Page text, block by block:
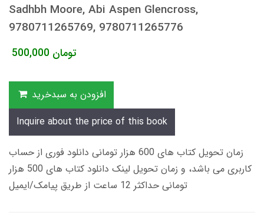
Sadhbh Moore, Abi Aspen Glencross,
9780711265769, 9780711265776
500,000 تومان
افزودن به سبدخرید
Inquire about the price of this book
زمان تحویل کتاب های 600 هزار تومانی دانلود فوری از حساب
کاربری می باشد، و زمان تحویل لینک دانلود کتاب های 500 هزار
تومانی حداکثر 12 ساعت از طریق پیامک/ایمیل